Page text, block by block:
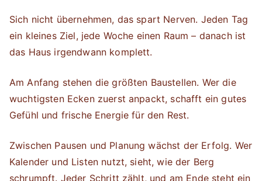
Sich nicht übernehmen, das spart Nerven. Jeden Tag
ein kleines Ziel, jede Woche einen Raum – danach ist
das Haus irgendwann komplett.
Am Anfang stehen die größten Baustellen. Wer die
wuchtigsten Ecken zuerst anpackt, schafft ein gutes
Gefühl und frische Energie für den Rest.
Zwischen Pausen und Planung wächst der Erfolg. Wer
Kalender und Listen nutzt, sieht, wie der Berg
schrumpft. Jeder Schritt zählt, und am Ende steht ein